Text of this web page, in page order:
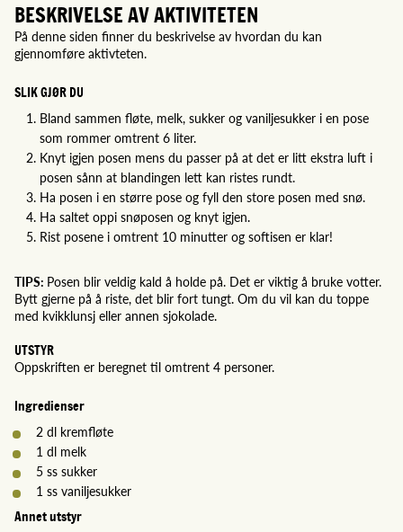
BESKRIVELSE AV AKTIVITETEN
På denne siden finner du beskrivelse av hvordan du kan
gjennomføre aktivteten.
SLIK GJØR DU
Bland sammen fløte, melk, sukker og vaniljesukker i en pose
som rommer omtrent 6 liter.
Knyt igjen posen mens du passer på at det er litt ekstra luft i
posen sånn at blandingen lett kan ristes rundt.
Ha posen i en større pose og fyll den store posen med snø.
Ha saltet oppi snøposen og knyt igjen.
Rist posene i omtrent 10 minutter og softisen er klar!
TIPS: Posen blir veldig kald å holde på. Det er viktig å bruke votter.
Bytt gjerne på å riste, det blir fort tungt. Om du vil kan du toppe
med kvikklunsj eller annen sjokolade.
UTSTYR
Oppskriften er beregnet til omtrent 4 personer.
Ingredienser
2 dl kremfløte
1 dl melk
5 ss sukker
1 ss vaniljesukker
Annet utstyr